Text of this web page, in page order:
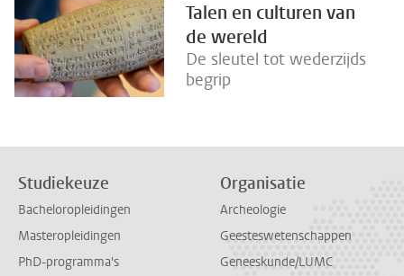
Talen en culturen van
de wereld
De sleutel tot wederzijds
begrip
Studiekeuze
Bacheloropleidingen
Masteropleidingen
PhD-programma's
Organisatie
Archeologie
Geesteswetenschappen
Geneeskunde/LUMC